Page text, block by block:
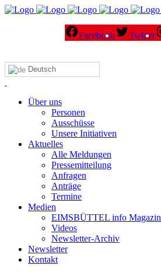
Facebook Twitter
Deutsch
Über uns
Personen
Ausschüsse
Unsere Initiativen
Aktuelles
Alle Meldungen
Pressemitteilung
Anfragen
Anträge
Termine
Medien
EIMSBÜTTEL info Magazin
Videos
Newsletter-Archiv
Newsletter
Kontakt